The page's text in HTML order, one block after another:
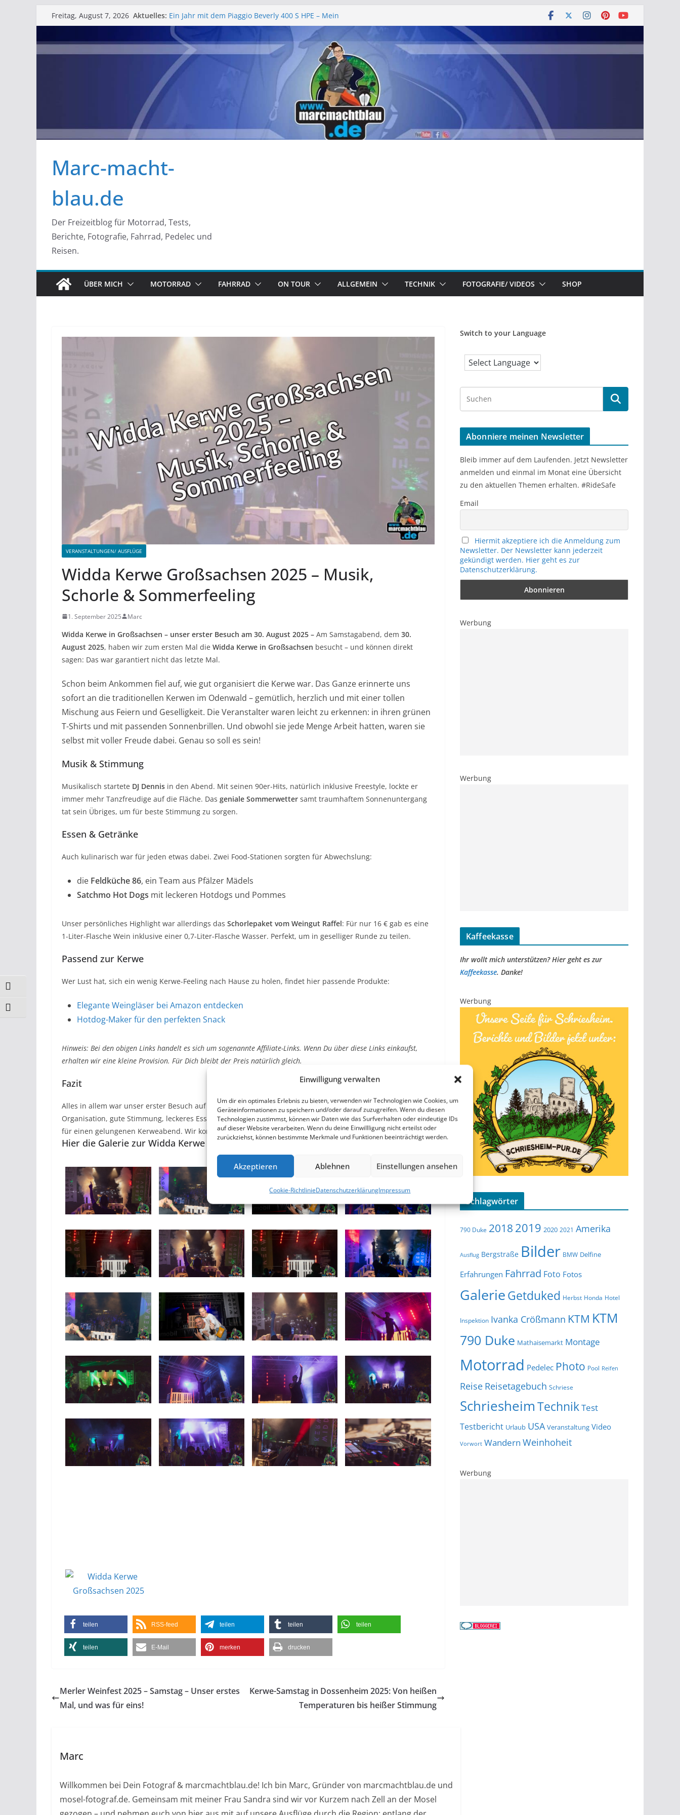
Einwilligung verwalten
Um dir ein optimales Erlebnis zu bieten, verwenden wir Technologien wie Cookies, um
Geräteinformationen zu speichern und/oder darauf zuzugreifen. Wenn du diesen
Technologien zustimmst, können wir Daten wie das Surfverhalten oder eindeutige IDs
auf dieser Website verarbeiten. Wenn du deine Einwillligung nicht erteilst oder
zurückziehst, können bestimmte Merkmale und Funktionen beeinträchtigt werden.
Akzeptieren Ablehnen Einstellungen ansehen
Cookie-RichtlinieDatenschutzerklärungImpressum
Umschalten auf hohe Kontraste
Schrift vergrößern
Zum
Inhalt
springen
Freitag, August 7, 2026 Aktuelles: Ein Jahr mit dem Piaggio Beverly 400 S HPE – Mein
Erfahrungsbericht
Barlfest der Barlgemeinschaft e.V. – Ein rundum
gelungenes Wochenende 2026
Rosenmontag in Zell 2026 – „am leevste in Zell, gell?!“
Schlüsselbatterie wechseln Piaggio Beverly und MP3
Bessere Helmfachbeleuchtung – Piaggio Beverly
Marc-macht-
blau.de
Der Freizeitblog für Motorrad, Tests,
Berichte, Fotografie, Fahrrad, Pedelec und
Reisen.
ÜBER MICH MOTORRAD FAHRRAD ON TOUR ALLGEMEIN TECHNIK FOTOGRAFIE/ VIDEOS SHOP
VERANSTALTUNGEN/ AUSFLÜGE
Widda Kerwe Großsachsen 2025 – Musik,
Schorle & Sommerfeeling
1. September 2025 Marc
Widda Kerwe in Großsachsen – unser erster Besuch am 30. August 2025 – Am Samstagabend, dem 30.
August 2025, haben wir zum ersten Mal die Widda Kerwe in Großsachsen besucht – und können direkt
sagen: Das war garantiert nicht das letzte Mal.
Schon beim Ankommen fiel auf, wie gut organisiert die Kerwe war. Das Ganze erinnerte uns
sofort an die traditionellen Kerwen im Odenwald – gemütlich, herzlich und mit einer tollen
Mischung aus Feiern und Geselligkeit. Die Veranstalter waren leicht zu erkennen: in ihren grünen
T-Shirts und mit passenden Sonnenbrillen. Und obwohl sie jede Menge Arbeit hatten, waren sie
selbst mit voller Freude dabei. Genau so soll es sein!
Musik & Stimmung
Musikalisch startete DJ Dennis in den Abend. Mit seinen 90er-Hits, natürlich inklusive Freestyle, lockte er
immer mehr Tanzfreudige auf die Fläche. Das geniale Sommerwetter samt traumhaftem Sonnenuntergang
tat sein Übriges, um für beste Stimmung zu sorgen.
Essen & Getränke
Auch kulinarisch war für jeden etwas dabei. Zwei Food-Stationen sorgten für Abwechslung:
die Feldküche 86, ein Team aus Pfälzer Mädels
Satchmo Hot Dogs mit leckeren Hotdogs und Pommes
Unser persönliches Highlight war allerdings das Schorlepaket vom Weingut Raffel: Für nur 16 € gab es eine
1-Liter-Flasche Wein inklusive einer 0,7-Liter-Flasche Wasser. Perfekt, um in geselliger Runde zu teilen.
Passend zur Kerwe
Wer Lust hat, sich ein wenig Kerwe-Feeling nach Hause zu holen, findet hier passende Produkte:
Elegante Weingläser bei Amazon entdecken
Hotdog-Maker für den perfekten Snack
Hinweis: Bei den obigen Links handelt es sich um sogenannte Affiliate-Links. Wenn Du über diese Links einkaufst,
erhalten wir eine kleine Provision. Für Dich bleibt der Preis natürlich gleich.
Fazit
Alles in allem war unser erster Besuch auf der Widda Kerwe in Großsachsen ein voller Erfolg. Super
Organisation, gute Stimmung, leckeres Essen und ein DJ, der die Tanzfläche füllte – mehr braucht es nicht
für einen gelungenen Kerweabend. Wir kommen definitiv wieder!
Hier die Galerie zur Widda Kerwe Großsachsen 2025:
teilen RSS-feed teilen teilen teilen
teilen E-Mail merken drucken
Merler Weinfest 2025 – Samstag – Unser erstes
Mal, und was für eins!
Kerwe-Samstag in Dossenheim 2025: Von heißen
Temperaturen bis heißer Stimmung
Marc
Willkommen bei Dein Fotograf & marcmachtblau.de! Ich bin Marc, Gründer von marcmachtblau.de und
mosel-fotograf.de. Gemeinsam mit meiner Frau Sandra sind wir vor Kurzem nach Zell an der Mosel
Switch to your Language
r
h
Abonniere meinen Newsletter
Bleib immer auf dem Laufenden. Jetzt Newsletter
anmelden und einmal im Monat eine Übersicht
zu den aktuellen Themen erhalten. #RideSafe
Email
Hiermit akzeptiere ich die Anmeldung zum
Newsletter. Der Newsletter kann jederzeit
gekündigt werden. Hier geht es zur
Datenschutzerklärung.
Werbung
Werbung
Kaffeekasse
Ihr wollt mich unterstützen? Hier geht es zur
Kaffeekasse. Danke!
Werbung
Schlagwörter
790 Duke 2018 2019 2020 2021 Amerika
Ausflug Bergstraße Bilder BMW Delfine
Erfahrungen Fahrrad Foto Fotos
GalerieGetduked Herbst Honda Hotel
Inspektion Ivanka Crößmann KTM KTM
790 Duke Mathaisemarkt Montage
Motorrad Pedelec Photo Pool Reifen
Reise Reisetagebuch Schriese
SchriesheimTechnikTest
Testbericht Urlaub USA Veranstaltung Video
Vorwort Wandern Weinhoheit
Werbung